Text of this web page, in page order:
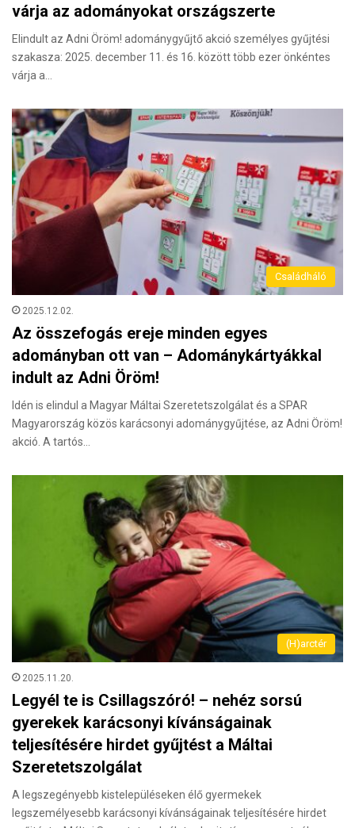
várja az adományokat országszerte
Elindult az Adni Öröm! adománygyűjtő akció személyes gyűjtési
szakasza: 2025. december 11. és 16. között több ezer önkéntes
várja a…
Családháló
2025.12.02.
Az összefogás ereje minden egyes
adományban ott van – Adománykártyákkal
indult az Adni Öröm!
Idén is elindul a Magyar Máltai Szeretetszolgálat és a SPAR
Magyarország közös karácsonyi adománygyűjtése, az Adni Öröm!
akció. A tartós…
(H)arctér
2025.11.20.
Legyél te is Csillagszóró! – nehéz sorsú
gyerekek karácsonyi kívánságainak
teljesítésére hirdet gyűjtést a Máltai
Szeretetszolgálat
A legszegényebb kistelepüléseken élő gyermekek
legszemélyesebb karácsonyi kívánságainak teljesítésére hirdet